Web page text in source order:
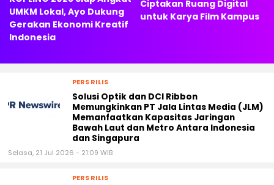
UMKM Lokal, Ayo Dukung
Gerakan Ekonomi Kreatif
Indonesia
Ciptakan Ruang Digital
untuk Karya Film Kampus
PERS RILIS
Solusi Optik dan DCI Ribbon
Memungkinkan PT Jala Lintas Media (JLM)
Memanfaatkan Kapasitas Jaringan
Bawah Laut dan Metro Antara Indonesia
dan Singapura
Selasa, 21 Jul 2026 - 21:09 WIB
PERS RILIS